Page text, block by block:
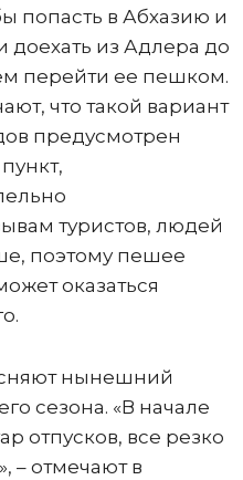
попасть в Абхазию и
доехать из Адлера до
перейти ее пешком.
что такой вариант
предусмотрен
туристов, людей
поэтому пешее
оказаться
нынешний
сезона. «В начале
отпусков, все резко
– отмечают в